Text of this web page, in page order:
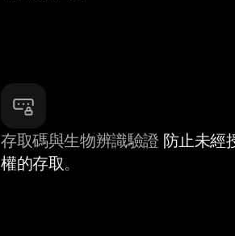
存取碼與生物辨識驗證 防止未經
權的存取。